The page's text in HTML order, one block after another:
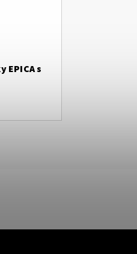
EPICA s